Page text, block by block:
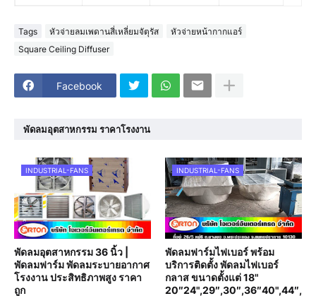
Tags หัวจ่ายลมเพดานสี่เหลี่ยมจัตุรัส
หัวจ่ายหน้ากากแอร์
Square Ceiling Diffuser
Facebook
พัดลมอุตสาหกรรม ราคาโรงงาน
INDUSTRIAL-FANS
พัดลมอุตสาหกรรม 36 นิ้ว |
พัดลมฟาร์ม พัดลมระบายอากาศ
โรงงาน ประสิทธิภาพสูง ราคา
ถูก
INDUSTRIAL-FANS
พัดลมฟาร์มไฟเบอร์ พร้อม
บริการติดตั้ง พัดลมไฟเบอร์
กลาส ขนาดตั้งแต่ 18"
20″24",29″,30″,36″40",44″,